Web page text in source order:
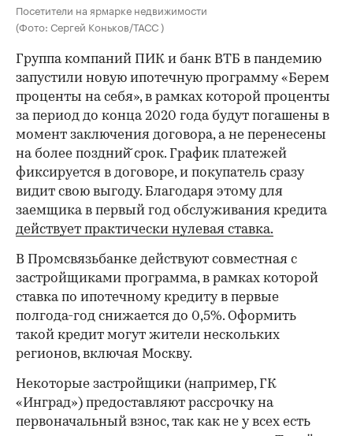
Посетители на ярмарке недвижимости
(Фото: Сергей Коньков/ТАСС )
Группа компаний ПИК и банк ВТБ в пандемию
запустили новую ипотечную программу «Берем
проценты на себя», в рамках которой проценты
за период до конца 2020 года будут погашены в
момент заключения договора, а не перенесены
на более поздний̆ срок. График платежей
фиксируется в договоре, и покупатель сразу
видит свою выгоду. Благодаря этому для
заемщика в первый год обслуживания кредита
действует практически нулевая ставка.
В Промсвязьбанке действуют совместная с
застройщиками программа, в рамках которой
ставка по ипотечному кредиту в первые
полгода-год снижается до 0,5%. Оформить
такой кредит могут жители нескольких
регионов, включая Москву.
Некоторые застройщики (например, ГК
«Инград») предоставляют рассрочку на
первоначальный взнос, так как не у всех есть